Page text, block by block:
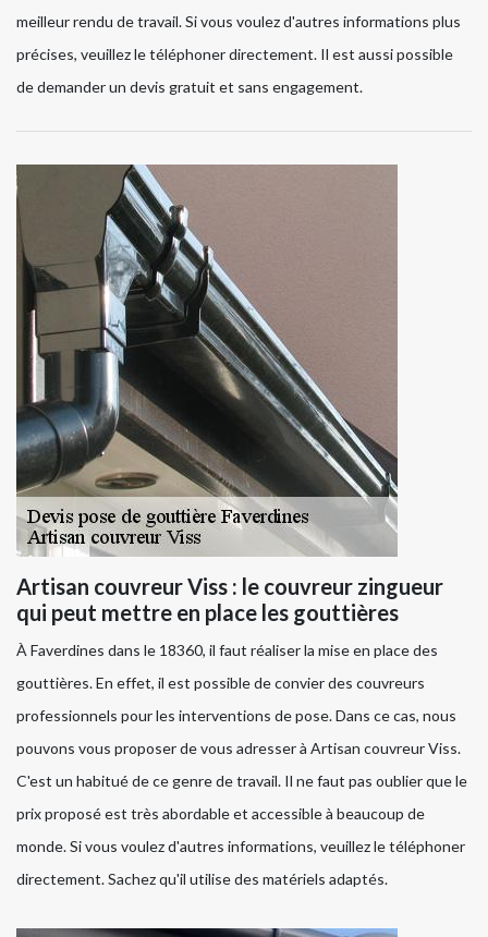
meilleur rendu de travail. Si vous voulez d'autres informations plus
précises, veuillez le téléphoner directement. Il est aussi possible
de demander un devis gratuit et sans engagement.
Artisan couvreur Viss : le couvreur zingueur
qui peut mettre en place les gouttières
À Faverdines dans le 18360, il faut réaliser la mise en place des
gouttières. En effet, il est possible de convier des couvreurs
professionnels pour les interventions de pose. Dans ce cas, nous
pouvons vous proposer de vous adresser à Artisan couvreur Viss.
C'est un habitué de ce genre de travail. Il ne faut pas oublier que le
prix proposé est très abordable et accessible à beaucoup de
monde. Si vous voulez d'autres informations, veuillez le téléphoner
directement. Sachez qu'il utilise des matériels adaptés.